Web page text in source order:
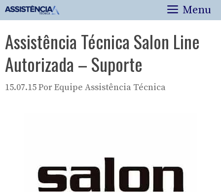
Pular
para
conteúdo
Menu
Assistência Técnica Salon Line
Autorizada – Suporte
15.07.15PorEquipe Assistência Técnica